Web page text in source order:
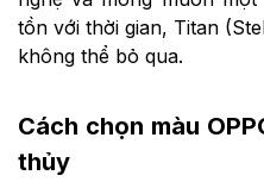
tồn với thời gian, Titan
không thể bỏ qua.
Cách chọn màu
thủy